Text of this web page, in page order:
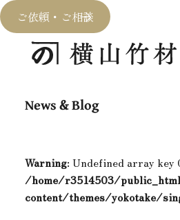
ご依頼・ご相談
News & Blog
Warning: Undefined array key
/home/r3514503/
content/themes/yokotake/